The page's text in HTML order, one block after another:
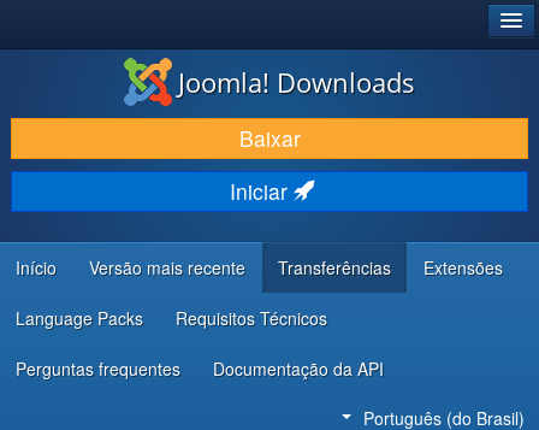
BAIXAR E APRIMORAR
DESCUBRA & APRENDA
COMUNIDADE & SUPORTE
RECURSOS PARA DESENVOLVEDORES
Joomla! Downloads
Baixar
Iniciar
Início Versão mais recente Transferências Extensões
Language Packs Requisitos Técnicos
Perguntas frequentes Documentação da API
Português (do Brasil)